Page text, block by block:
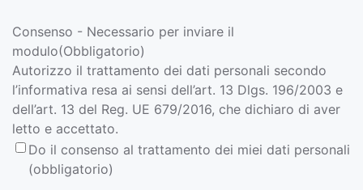
Consenso - Necessario per inviare il
modulo(Obbligatorio)
Autorizzo il trattamento dei dati personali secondo
l’informativa resa ai sensi dell’art. 13 Dlgs. 196/2003 e
dell’art. 13 del Reg. UE 679/2016, che dichiaro di aver
letto e accettato.
Do il consenso al trattamento dei miei dati personali
(obbligatorio)